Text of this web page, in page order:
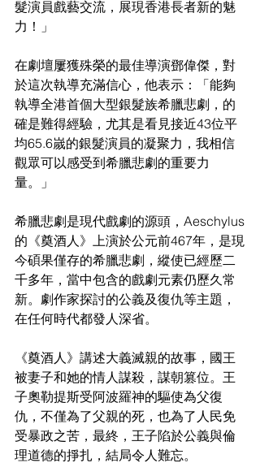
髮演員戲藝交流，展現香港長者新的魅
力！」
在劇壇屢獲殊榮的最佳導演鄧偉傑，對
於這次執導充滿信心，他表示：「能夠
執導全港首個大型銀髮族希臘悲劇，的
確是難得經驗，尤其是看見接近43位平
均65.6嵗的銀髮演員的凝聚力，我相信
觀眾可以感受到希臘悲劇的重要力
量。」
希臘悲劇是現代戲劇的源頭，Aeschylus
的《奠酒人》上演於公元前467年，是現
今碩果僅存的希臘悲劇，縱使已經歷二
千多年，當中包含的戲劇元素仍歷久常
新。劇作家探討的公義及復仇等主題，
在任何時代都發人深省。
《奠酒人》講述大義滅親的故事，國王
被妻子和她的情人謀殺，謀朝篡位。王
子奧勒提斯受阿波羅神的驅使為父復
仇，不僅為了父親的死，也為了人民免
受暴政之苦，最終，王子陷於公義與倫
理道德的掙扎，結局令人難忘。